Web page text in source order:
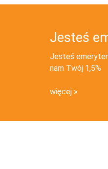
Jesteś
Jesteś
nam Twój 1,5%
więcej